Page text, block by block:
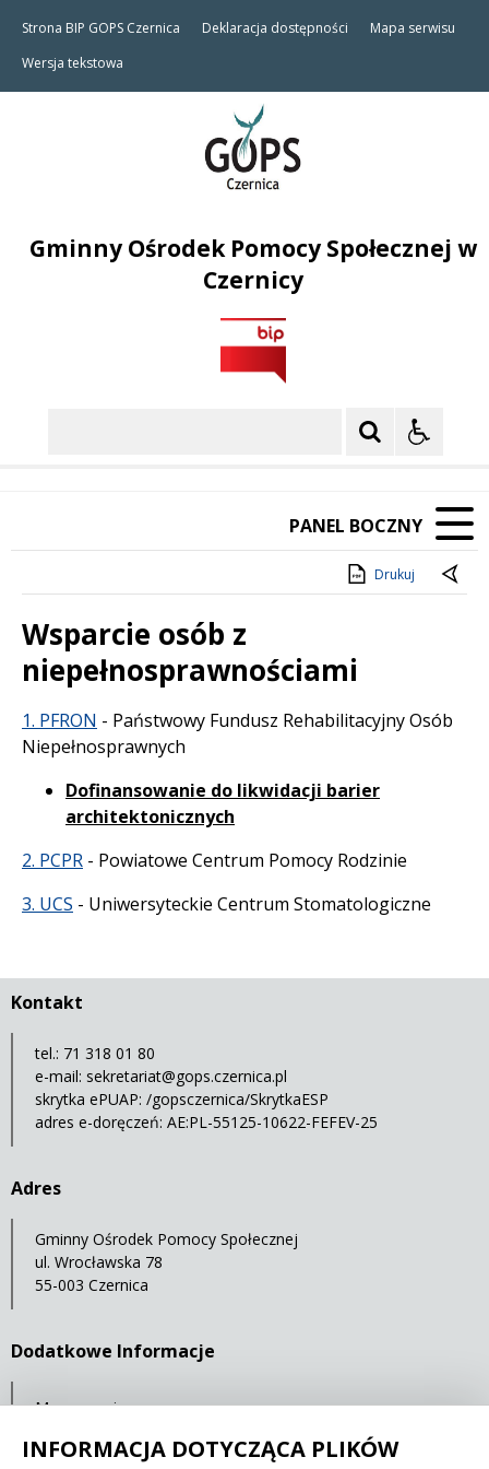
Strona BIP GOPS Czernica Deklaracja dostępności
Mapa serwisu
Wersja tekstowa
Gminny Ośrodek Pomocy Społecznej w
Czernicy
PANEL BOCZNY
Drukuj
Wsparcie osób z
niepełnosprawnościami
Treść
1. PFRON - Państwowy Fundusz Rehabilitacyjny Osób
Niepełnosprawnych
Dofinansowanie do likwidacji barier
architektonicznych
2. PCPR - Powiatowe Centrum Pomocy Rodzinie
3. UCS - Uniwersyteckie Centrum Stomatologiczne
Kontakt
tel.: 71 318 01 80
e-mail: sekretariat@gops.czernica.pl
skrytka ePUAP: /gopsczernica/SkrytkaESP
adres e-doręczeń: AE:PL-55125-10622-FEFEV-25
Adres
Gminny Ośrodek Pomocy Społecznej
ul. Wrocławska 78
55-003 Czernica
Dodatkowe Informacje
Mapa serwisu
Statystyki oglądalności
INFORMACJA DOTYCZĄCA PLIKÓW